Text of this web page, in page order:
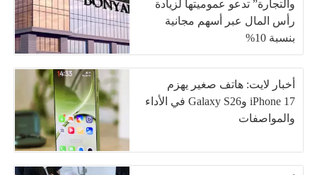
والتجارة” تدعو عموميتها لزيادة
رأس المال عبر أسهم مجانية
بنسبة 10%
أخبار لايت: هاتف صغير يهزم
iPhone 17 وGalaxy S26 في الأداء
والمواصفات